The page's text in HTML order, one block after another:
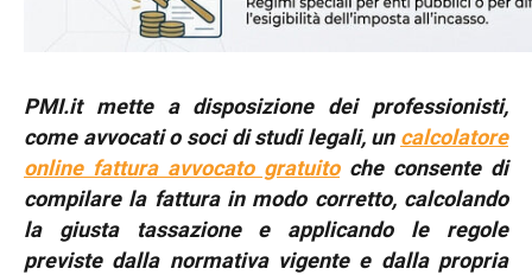
PMI.it mette a disposizione dei professionisti,
come avvocati o soci di studi legali, un calcolatore
online fattura avvocato gratuitoche consente di
compilare la fattura in modo corretto, calcolando
la giusta tassazione e applicando le regole
previste dalla normativa vigente e dalla propria